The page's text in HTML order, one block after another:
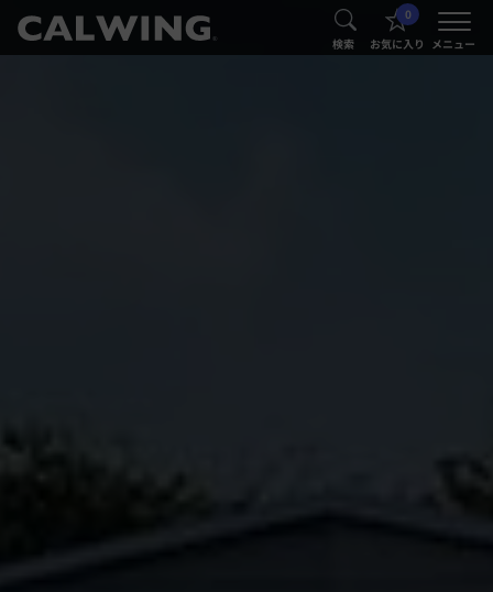
® 検索
0
お気に入り メニュー
®